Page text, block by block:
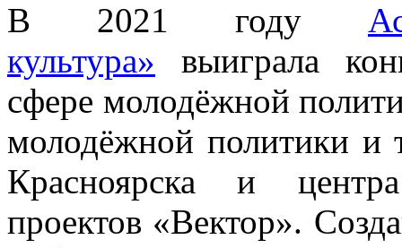
В 2021 году
культура» выиграла
сфере молодёжной
молодёжной политики и
Красноярска и
проектов «Вектор».